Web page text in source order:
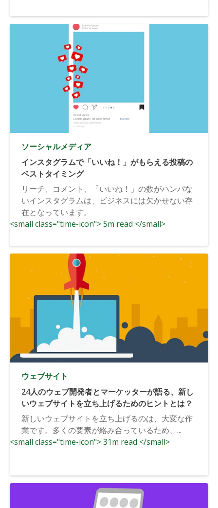
ソーシャルメディア
インスタグラムで「いいね！」がもらえる投稿の
ベストタイミング
リーチ、コメント、「いいね！」の数がハンパな
いインスタグラムは、ビジネスには欠かせない存
在となっています。
<small class="time-icon"> 5m read </small>
ウェブサイト
24人のウェブ開発者とマーケッターが語る、新し
いウェブサイトを立ち上げるためのヒントとは？
新しいウェブサイトを立ち上げるのは、大変な作
業です。多くの要素が絡み合っているため、...
<small class="time-icon"> 31m read </small>